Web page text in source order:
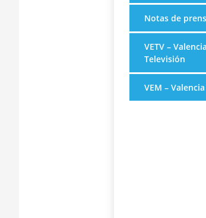
Notas de
VETV –
Televisión
VEM –